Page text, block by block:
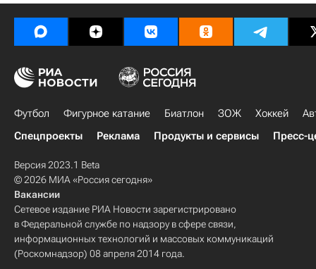
Футбол Фигурное катание Биатлон ЗОЖ Хоккей
Спецпроекты
Реклама Продукты и сервисы Пресс-
Версия 2023.1 Beta
© 2026 МИА «Россия сегодня»
Вакансии
Сетевое издание РИА Новости зарегистрировано
в Федеральной службе по надзору в сфере связи,
информационных технологий и массовых коммуникаций
(Роскомнадзор) 08 апреля 2014 года.